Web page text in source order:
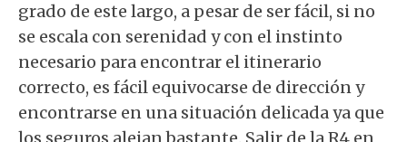
grado de este largo, a pesar de ser fácil, si no
se escala con serenidad y con el instinto
necesario para encontrar el itinerario
correcto, es fácil equivocarse de dirección y
encontrarse en una situación delicada ya que